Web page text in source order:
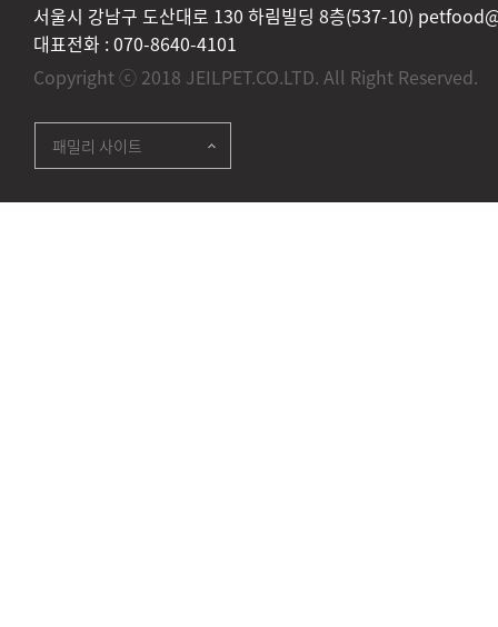
패밀리 사이트
서울시 강남구 도산대로 130 하림빌딩 8층(537-10)
대표전화 :070-8640-4101
Copyright ⓒ 2018 JEILPET.CO.LTD. All Right Reserved.